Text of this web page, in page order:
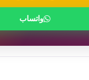
واتساب